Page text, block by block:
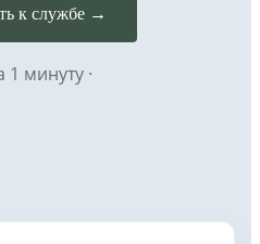
к службе →
1 минуту ·